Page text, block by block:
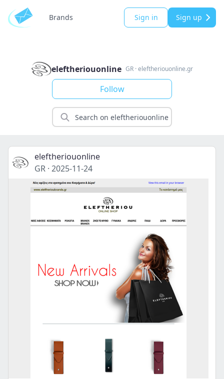
Brands Sign in Sign up
eleftheriouonline GR·eleftheriouonline.gr
Follow
eleftheriouonline
GR · 2025-11-24